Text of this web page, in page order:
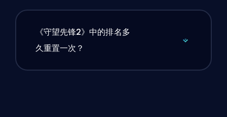
《守望先锋2》中的排名多
久重置一次？